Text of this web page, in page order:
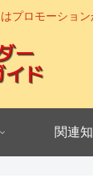
プロモーション
関連